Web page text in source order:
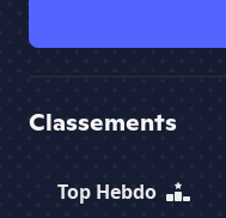
Classements
Top Hebdo